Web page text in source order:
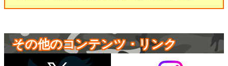
その他のコンテンツ・リンク